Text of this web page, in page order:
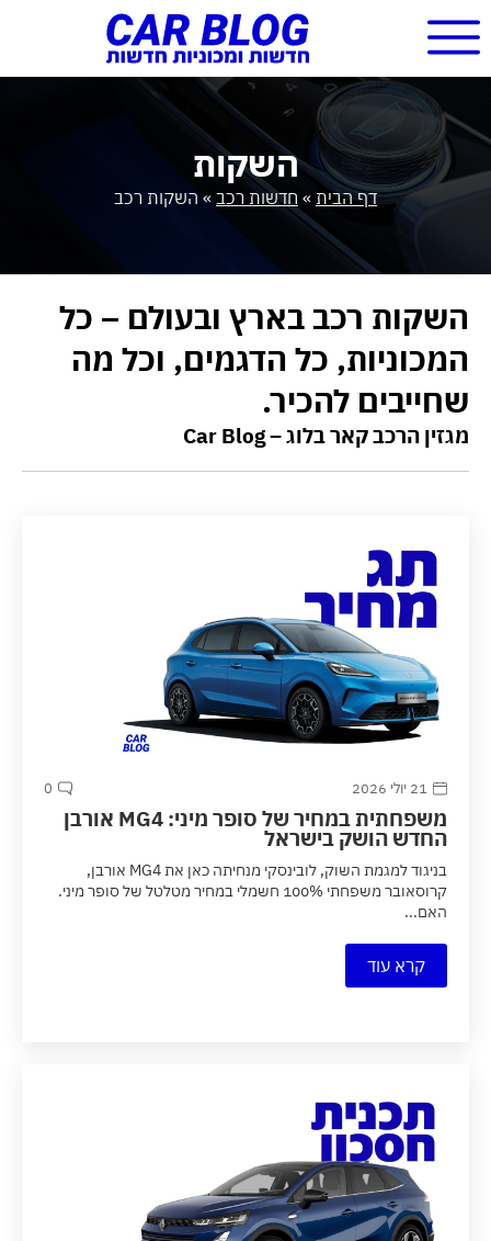
השקות
דף הבית » חדשות רכב » השקות רכב
השקות רכב בארץ ובעולם – כל
המכוניות, כל הדגמים, וכל מה
שחייבים להכיר.
מגזין הרכב קאר בלוג – Car Blog
21 יולי 2026 0
משפחתית במחיר של סופר מיני: MG4 אורבן
החדש הושק בישראל
בניגוד למגמת השוק, לובינסקי מנחיתה כאן את MG4 אורבן,
קרוסאובר משפחתי 100% חשמלי במחיר מטלטל של סופר מיני.
האם...
קרא עוד